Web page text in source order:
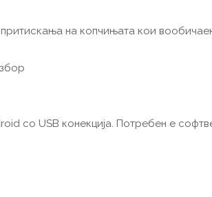
на копчињата кои
со USB конекција. Потребен е